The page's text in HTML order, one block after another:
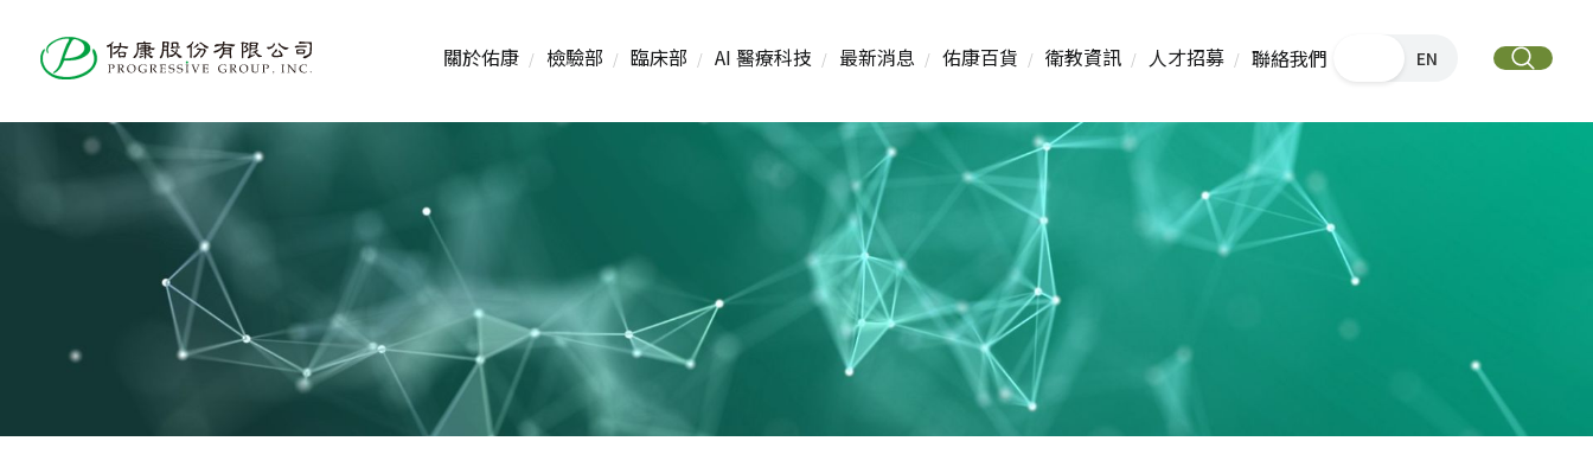
關於佑康 檢驗部 臨床部 AI 醫療科技 最新消息 佑康百貨 衛教資訊 人才招募 聯絡我們 EN